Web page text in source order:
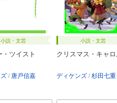
小説・文芸
・ツイスト
唐戸信嘉
小説・文芸
クリスマス・キャ
ディケンズ 杉田七重